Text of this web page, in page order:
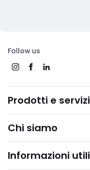
Follow us
Prodotti e servizi
Chi siamo
Informazioni utili